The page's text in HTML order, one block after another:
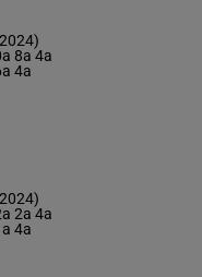
8a 4a
4a
2a 4a
4a